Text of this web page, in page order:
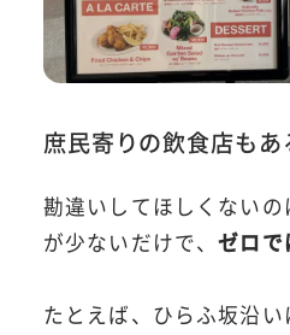
庶民寄りの飲食店もあ
勘違いしてほしくない
が少ないだけで、ゼロで
たとえば、ひらふ坂沿